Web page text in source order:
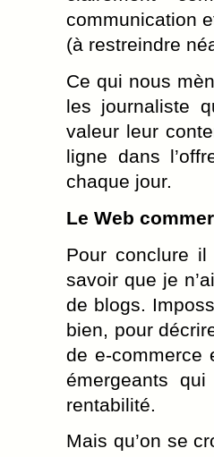
communication
(à restreindre
Ce qui nous
les journaliste
valeur leur
ligne dans
chaque jour.
Le Web
Pour conclure
savoir que je
de blogs.
bien, pour
de e-commerce
émergeants
rentabilité.
Mais qu’on se